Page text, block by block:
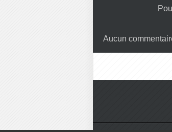
Aucun